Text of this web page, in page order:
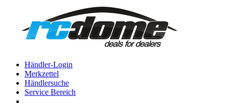
Händler-Login
Merkzettel
Händlersuche
Service Bereich